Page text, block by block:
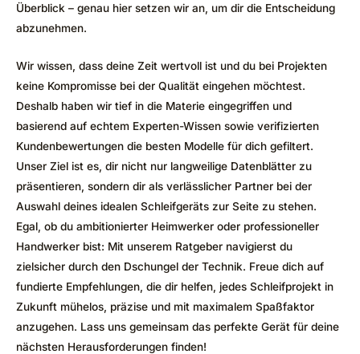
Überblick – genau hier setzen wir an, um dir die Entscheidung
abzunehmen.
Wir wissen, dass deine Zeit wertvoll ist und du bei Projekten
keine Kompromisse bei der Qualität eingehen möchtest.
Deshalb haben wir tief in die Materie eingegriffen und
basierend auf echtem Experten-Wissen sowie verifizierten
Kundenbewertungen die besten Modelle für dich gefiltert.
Unser Ziel ist es, dir nicht nur langweilige Datenblätter zu
präsentieren, sondern dir als verlässlicher Partner bei der
Auswahl deines idealen Schleifgeräts zur Seite zu stehen.
Egal, ob du ambitionierter Heimwerker oder professioneller
Handwerker bist: Mit unserem Ratgeber navigierst du
zielsicher durch den Dschungel der Technik. Freue dich auf
fundierte Empfehlungen, die dir helfen, jedes Schleifprojekt in
Zukunft mühelos, präzise und mit maximalem Spaßfaktor
anzugehen. Lass uns gemeinsam das perfekte Gerät für deine
nächsten Herausforderungen finden!